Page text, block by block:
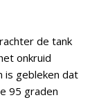
de tank
onkruid
is gebleken dat
95 graden